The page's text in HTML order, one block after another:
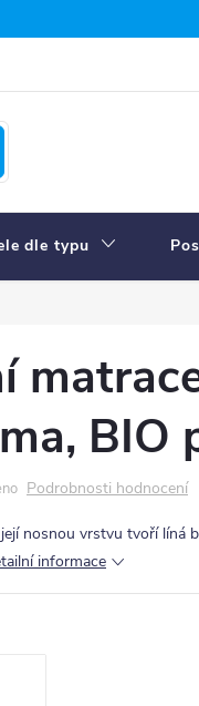
dle typu
BIO
Podrobnosti hodnocení
nosnou vrstvu tvoří líná
informace